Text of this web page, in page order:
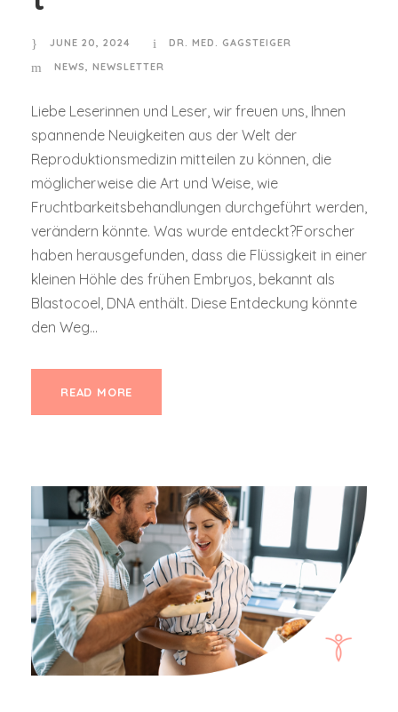
JUNE 20, 2024
DR. MED. GAGSTEIGER
NEWS, NEWSLETTER
Liebe Leserinnen und Leser, wir freuen uns, Ihnen
spannende Neuigkeiten aus der Welt der
Reproduktionsmedizin mitteilen zu können, die
möglicherweise die Art und Weise, wie
Fruchtbarkeitsbehandlungen durchgeführt werden,
verändern könnte. Was wurde entdeckt?Forscher
haben herausgefunden, dass die Flüssigkeit in einer
kleinen Höhle des frühen Embryos, bekannt als
Blastocoel, DNA enthält. Diese Entdeckung könnte
den Weg...
READ MORE